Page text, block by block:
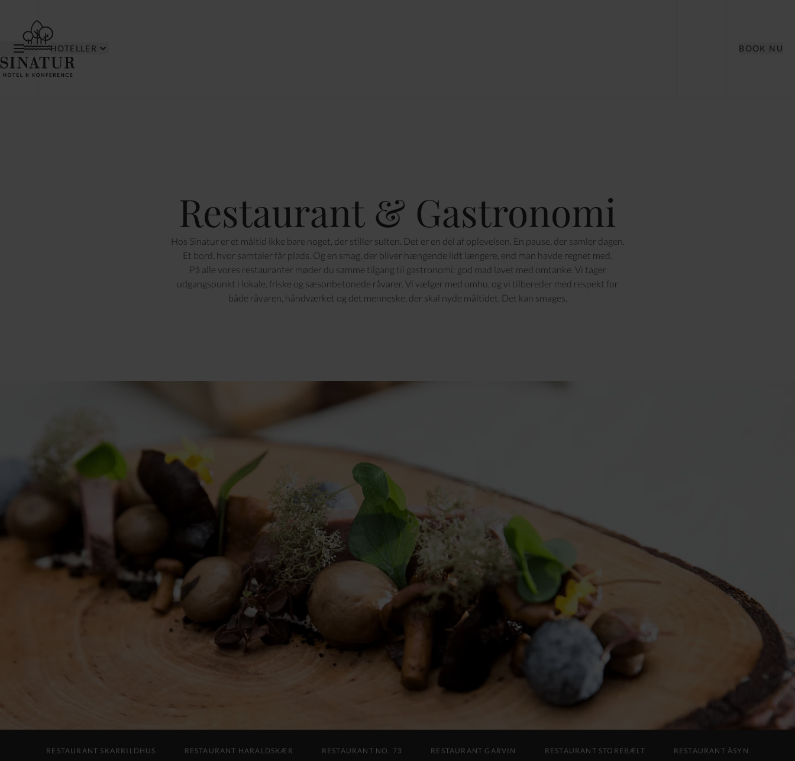
HOTELLER BOOK NU
Restaurant & Gastronomi
Hos Sinatur er et måltid ikke bare noget, der stiller sulten. Det er en del af oplevelsen. En pause, der samler dagen.
Et bord, hvor samtaler får plads. Og en smag, der bliver hængende lidt længere, end man havde regnet med.
På alle vores restauranter møder du samme tilgang til gastronomi: god mad lavet med omtanke. Vi tager
udgangspunkt i lokale, friske og sæsonbetonede råvarer. Vi vælger med omhu, og vi tilbereder med respekt for
både råvaren, håndværket og det menneske, der skal nyde måltidet. Det kan smages.
RESTAURANT SKARRILDHUS RESTAURANT HARALDSKÆR RESTAURANT NO. 73 RESTAURANT GARVIN RESTAURANT STOREBÆLT RESTAURANT ÅSYN